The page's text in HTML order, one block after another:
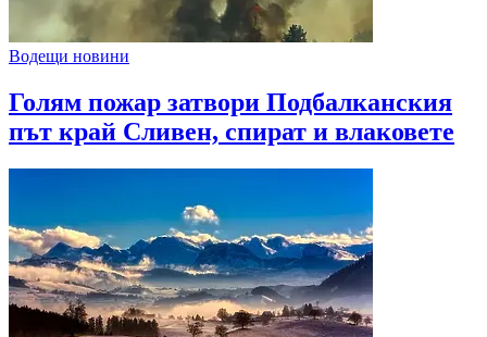
Водещи новини
Голям пожар затвори Подбалканския
път край Сливен, спират и влаковете